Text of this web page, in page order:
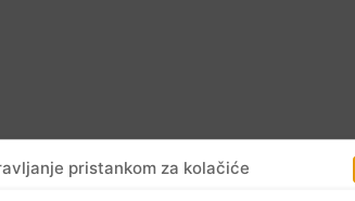
pristankom za kolačiće